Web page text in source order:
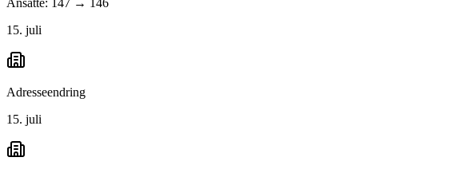
15. juli
Adresseendring
15. juli